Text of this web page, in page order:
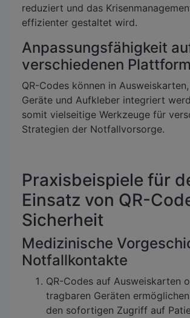
reduziert und das
effizienter gestaltet wird.
Anpassungsfähigkeit
verschiedenen
QR-Codes können in
Geräte und Aufkleber integriert
somit vielseitige Werkzeuge für
Strategien der Notfallvorsorge.
Praxisbeispiele für
Einsatz von QR-
Sicherheit
Medizinische
Notfallkontakte
QR-Codes auf Ausweiskarten
tragbaren Geräten
den sofortigen Zugriff auf